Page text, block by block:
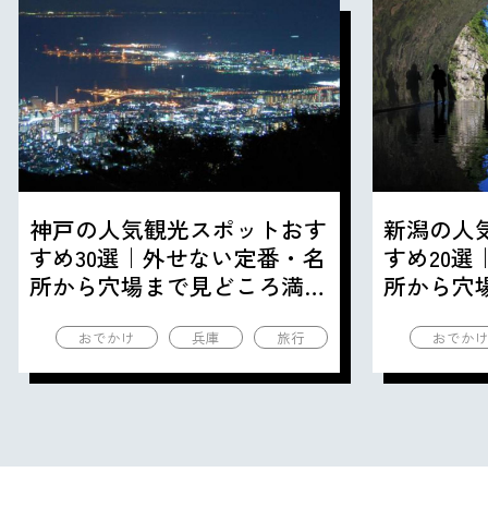
神戸の人気観光スポットおす
すめ30選｜外せない定番・名
所から穴場まで見どころ満載
おでかけ 兵庫 旅行
新潟の人
すめ20選
所から穴
おでか